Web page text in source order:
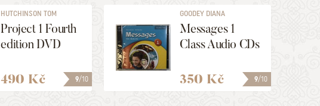
9/10
HUTCHINSON TOM
Project 1 Fourth
edition DVD
490 Kč 9/10
GOODEY DIANA
Messages 1
Class Audio CDs
350 Kč